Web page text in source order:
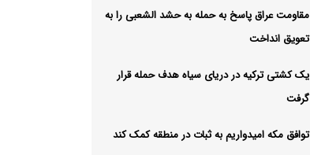
مقاومت عراق پاسخ به حمله به حشد الشعبی را به
تعویق انداخت
یک کشتی ترکیه در دریای سیاه هدف حمله قرار
گرفت
توافق مکه امیدواریم به ثبات در منطقه کمک کند